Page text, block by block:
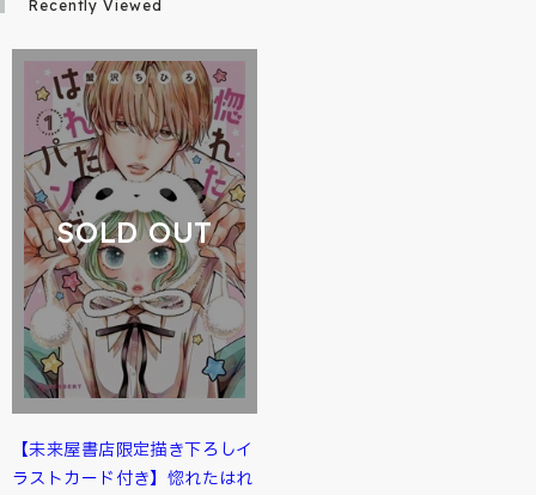
Recently Viewed
SOLD OUT
【未来屋書店限定描き下ろしイ
ラストカード付き】惚れたはれ